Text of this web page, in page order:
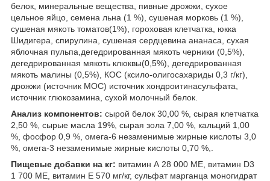
белок, минеральные вещества, пивные дрожжи, сухое
цельное яйцо, семена льна (1 %), сушеная морковь (1 %),
сушеная мякоть томатов(1%), гороховая клетчатка, юкка
Шидигера, спирулина, сушеная сердцевина ананаса, сухая
яблочная пульпа,дегедрированная мякоть черники (0,5%),
дегедрированная мякоть клюквы(0,5%), дегедрированная
мякоть малины (0,5%), КОС (ксило-олигосахариды 0,3 г/кг),
дрожжи (источник МОС) источник хондроитинасульфата,
источник глюкозамина, сухой молочный белок.
Анализ компонентов: сырой белок 30,00 %, сырая клетчатка
2,50 %, сырые масла 19%, сырая зола 7,00 %, кальций 1,00
%, фосфор 0,9 %, омега-6 незаменимые жирные кислоты 3,0
%, омега-3 незаменимые жирные кислоты 0,70 %,.
Пищевые добавки на кг: витамин А 28 000 МЕ, витамин D3
1 700 МЕ, витамин Е 570 мг/кг, сульфат марганца моногидрат